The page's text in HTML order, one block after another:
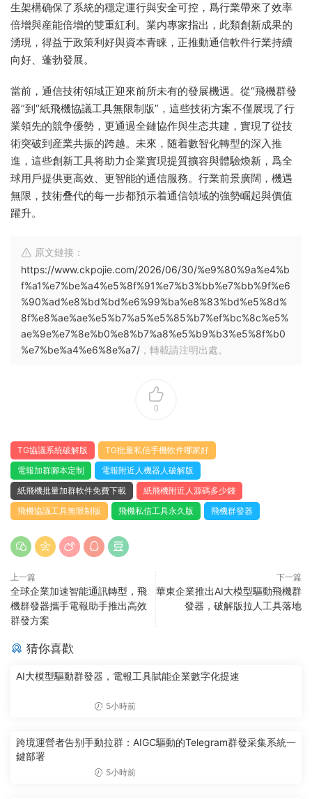
生架構确保了系統的穩定運行與安全可控，爲行業帶來了效率
倍增與産能倍增的雙重紅利。業内專家指出，此類創新成果的
湧現，得益于政策利好與資本青睐，正推動通信軟件行業持續
向好、蓬勃發展。
當前，通信技術領域正迎來前所未有的發展機遇。從“飛機群發
器”到“紙飛機協議工具無限制版”，這些技術方案不僅展現了行
業領先的競争優勢，更通過全鏈協作與生态共建，實現了從技
術突破到産業共振的跨越。未來，随着數智化轉型的深入推
進，這些創新工具将助力企業實現提質擴容與體驗煥新，爲全
球用戶提供更高效、更智能的通信服務。行業前景廣闊，機遇
無限，技術叠代的每一步都預示着通信領域的強勢崛起與價值
躍升。
原文鏈接：
https://www.ckpojie.com/2026/06/30/%e9%80%9a%e4%b
f%a1%e7%be%a4%e5%8f%91%e7%b3%bb%e7%bb%9f%e6
%90%ad%e8%bd%bd%e6%99%ba%e8%83%bd%e5%8d%
8f%e8%ae%ae%e5%b7%a5%e5%85%b7%ef%bc%8c%e5%
ae%9e%e7%8e%b0%e8%b7%a8%e5%b9%b3%e5%8f%b0
%e7%be%a4%e6%8e%a7/ ，轉載請注明出處。
0
TG協議系統破解版
TG批量私信手機軟件哪家好
電報加群腳本定制
電報附近人機器人破解版
紙飛機批量加群軟件免費下載
紙飛機附近人源碼多少錢
飛機協議工具無限制版
飛機私信工具永久版 飛機群發器
上一篇
全球企業加速智能通訊轉型，飛
機群發器攜手電報助手推出高效
群發方案
下一篇
華東企業推出AI大模型驅動飛機群
發器，破解版拉人工具落地
猜你喜歡
AI大模型驅動群發器，電報工具賦能企業數字化提速
5小時前
跨境運營者告别手動拉群：AIGC驅動的Telegram群發采集系統一
鍵部署
5小時前